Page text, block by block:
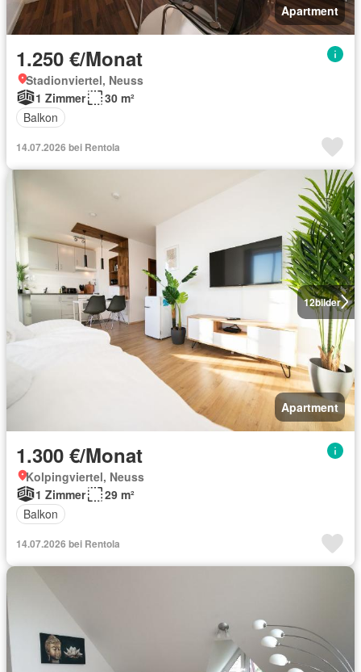
Apartment
1.250 €/Monat
Stadionviertel, Neuss
1 Zimmer
30 m²
Balkon
14.07.2026 bei Rentola
12bilder
Apartment
1.300 €/Monat
Kolpingviertel, Neuss
1 Zimmer
29 m²
Balkon
14.07.2026 bei Rentola